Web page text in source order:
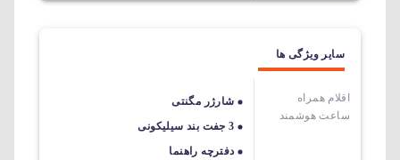
سایر ویژگی ها
اقلام همراه
ساعت هوشمند
شارژر مگنتی
3 جفت بند سیلیکونی
دفترچه راهنما